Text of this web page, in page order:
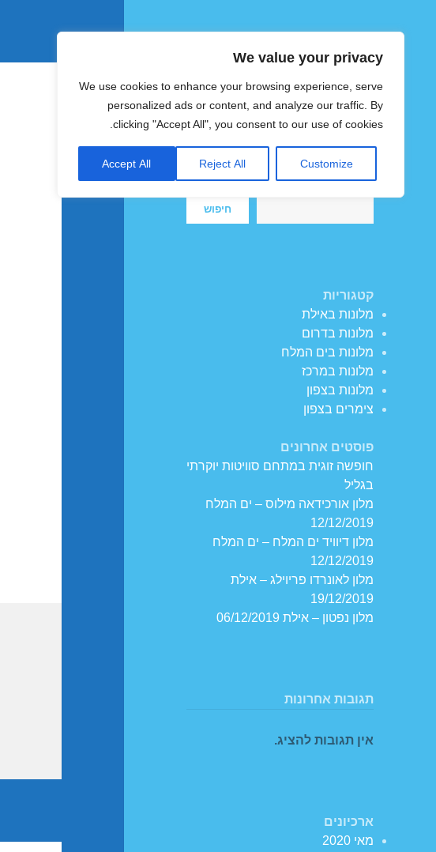
We value your privacy
We use cookies to enhance your browsing experience, serve
personalized ads or content, and analyze our traffic. By
clicking "Accept All", you consent to our use of cookies.
Customize
Reject All
Accept All
צימרים ומלונות זולים בישראל
חיפוש
חיפוש
קטגוריות
מלונות באילת
מלונות בדרום
מלונות בים המלח
מלונות במרכז
מלונות בצפון
צימרים בצפון
פוסטים אחרונים
חופשה זוגית במתחם סוויטות יוקרתי
בגליל
מלון אורכידאה מילוס – ים המלח
12/12/2019
מלון דיוויד ים המלח – ים המלח
12/12/2019
מלון לאונרדו פריוילג – אילת
19/12/2019
מלון נפטון – אילת 06/12/2019
תגובות אחרונות
אין תגובות להציג.
ארכיונים
מאי 2020